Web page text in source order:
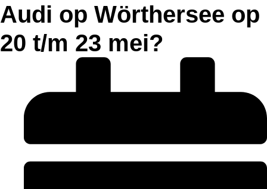
Audi op Wörthersee op
20 t/m 23 mei?